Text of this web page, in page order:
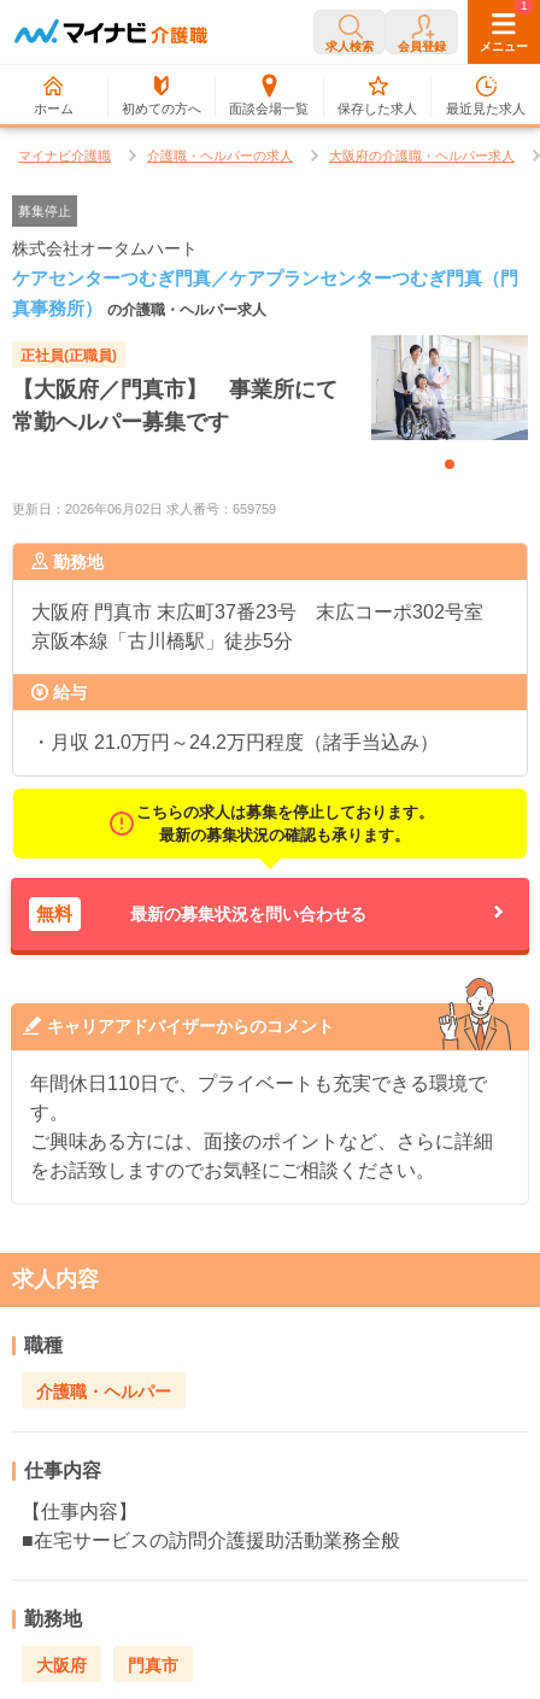
求人検索 会員登録 メニュー
ホーム 初めての方へ 面談会場一覧
0
保存した求人
1
最近見た求人
マイナビ介護職 介護職・ヘルパーの求人 大阪府の介護職・ヘルパー求人
募集停止
株式会社オータムハート
ケアセンターつむぎ門真／ケアプランセンターつむぎ門真（門
真事務所）
の介護職・ヘルパー求人
正社員(正職員)
【大阪府／門真市】 事業所にて
常勤ヘルパー募集です
更新日：2026年06月02日 求人番号：659759
勤務地
大阪府 門真市 末広町37番23号 末広コーポ302号室
京阪本線「古川橋駅」徒歩5分
給与
・月収 21.0万円～24.2万円程度（諸手当込み）
こちらの求人は募集を停止しております。
最新の募集状況の確認も承ります。
無料 最新の募集状況を問い合わせる
キャリアアドバイザーからのコメント
年間休日110日で、プライベートも充実できる環境で
す。
ご興味ある方には、面接のポイントなど、さらに詳細
をお話致しますのでお気軽にご相談ください。
求人内容
職種
介護職・ヘルパー
仕事内容
【仕事内容】
■在宅サービスの訪問介護援助活動業務全般
勤務地
大阪府 門真市